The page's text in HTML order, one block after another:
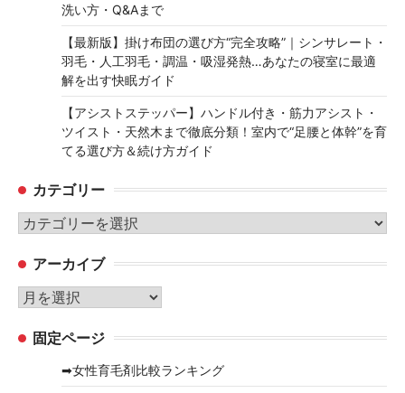
洗い方・Q&Aまで
【最新版】掛け布団の選び方“完全攻略”｜シンサレート・
羽毛・人工羽毛・調温・吸湿発熱…あなたの寝室に最適
解を出す快眠ガイド
【アシストステッパー】ハンドル付き・筋力アシスト・
ツイスト・天然木まで徹底分類！室内で“足腰と体幹”を育
てる選び方＆続け方ガイド
カテゴリー
カ
ゴ
リ
ー
アーカイブ
ア
カ 固定ページ
➡女性育毛剤比較ランキング